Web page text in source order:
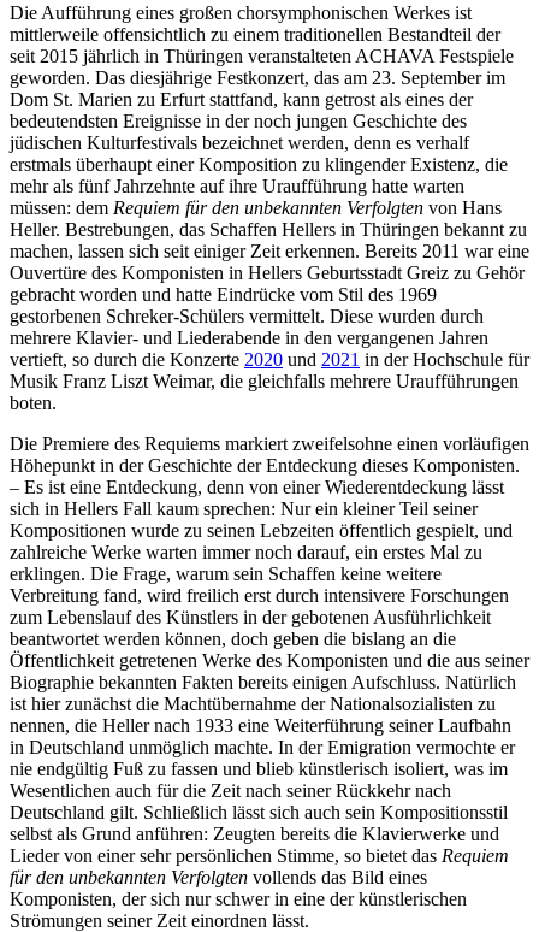
Die Aufführung eines großen chorsymphonischen Werkes ist
mittlerweile offensichtlich zu einem traditionellen Bestandteil der
seit 2015 jährlich in Thüringen veranstalteten ACHAVA Festspiele
geworden. Das diesjährige Festkonzert, das am 23. September im
Dom St. Marien zu Erfurt stattfand, kann getrost als eines der
bedeutendsten Ereignisse in der noch jungen Geschichte des
jüdischen Kulturfestivals bezeichnet werden, denn es verhalf
erstmals überhaupt einer Komposition zu klingender Existenz, die
mehr als fünf Jahrzehnte auf ihre Uraufführung hatte warten
müssen: dem Requiem für den unbekannten Verfolgten von Hans
Heller. Bestrebungen, das Schaffen Hellers in Thüringen bekannt zu
machen, lassen sich seit einiger Zeit erkennen. Bereits 2011 war eine
Ouvertüre des Komponisten in Hellers Geburtsstadt Greiz zu Gehör
gebracht worden und hatte Eindrücke vom Stil des 1969
gestorbenen Schreker-Schülers vermittelt. Diese wurden durch
mehrere Klavier- und Liederabende in den vergangenen Jahren
vertieft, so durch die Konzerte 2020 und 2021 in der Hochschule für
Musik Franz Liszt Weimar, die gleichfalls mehrere Uraufführungen
boten.
Die Premiere des Requiems markiert zweifelsohne einen vorläufigen
Höhepunkt in der Geschichte der Entdeckung dieses Komponisten.
– Es ist eine Entdeckung, denn von einer Wiederentdeckung lässt
sich in Hellers Fall kaum sprechen: Nur ein kleiner Teil seiner
Kompositionen wurde zu seinen Lebzeiten öffentlich gespielt, und
zahlreiche Werke warten immer noch darauf, ein erstes Mal zu
erklingen. Die Frage, warum sein Schaffen keine weitere
Verbreitung fand, wird freilich erst durch intensivere Forschungen
zum Lebenslauf des Künstlers in der gebotenen Ausführlichkeit
beantwortet werden können, doch geben die bislang an die
Öffentlichkeit getretenen Werke des Komponisten und die aus seiner
Biographie bekannten Fakten bereits einigen Aufschluss. Natürlich
ist hier zunächst die Machtübernahme der Nationalsozialisten zu
nennen, die Heller nach 1933 eine Weiterführung seiner Laufbahn
in Deutschland unmöglich machte. In der Emigration vermochte er
nie endgültig Fuß zu fassen und blieb künstlerisch isoliert, was im
Wesentlichen auch für die Zeit nach seiner Rückkehr nach
Deutschland gilt. Schließlich lässt sich auch sein Kompositionsstil
selbst als Grund anführen: Zeugten bereits die Klavierwerke und
Lieder von einer sehr persönlichen Stimme, so bietet das Requiem
für den unbekannten Verfolgten vollends das Bild eines
Komponisten, der sich nur schwer in eine der künstlerischen
Strömungen seiner Zeit einordnen lässt.